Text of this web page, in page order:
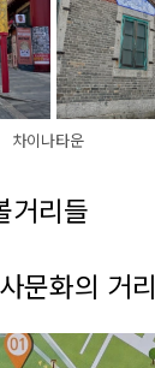
차이나타운
거리들
문화의 거리